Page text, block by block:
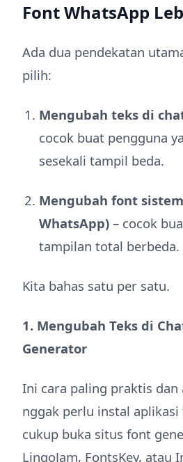
Font WhatsApp
Ada dua pendekatan
pilih:
Mengubah teks di
cocok buat pengguna
sesekali tampil beda.
Mengubah font
WhatsApp) – cocok
tampilan total berbeda.
Kita bahas satu per satu.
1. Mengubah Teks di
Generator
Ini cara paling praktis dan
nggak perlu instal aplikasi
cukup buka situs font
LingoJam, FontsKey, atau